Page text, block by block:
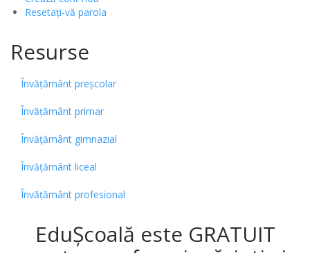
Resetați-vă parola
Resurse
Învățământ preșcolar
Învățământ primar
Învățământ gimnazial
Învățământ liceal
Învățământ profesional
EduȘcoală este GRATUIT